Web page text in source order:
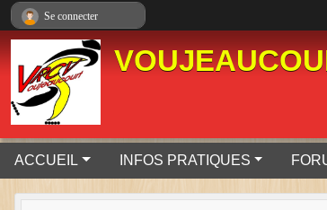
ACCUEIL INFOS PRATIQUES
Se connecter
Panneau de gestion des cookies